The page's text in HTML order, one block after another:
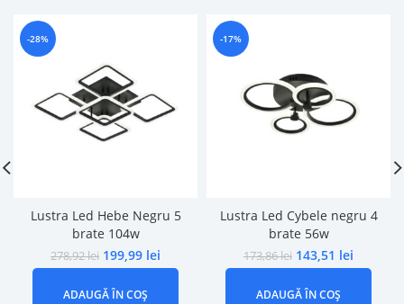
-28%
Lustra Led Hebe Negru 5
brate 104w
278,92lei 199,99 lei
ADAUGĂ ÎN COȘ
-17%
Lustra Led Cybele negru 4
brate 56w
173,86lei 143,51 lei
ADAUGĂ ÎN COȘ